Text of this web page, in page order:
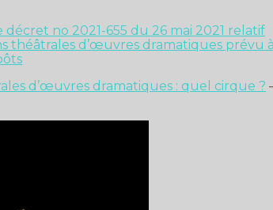
no 2021-655 du 26 mai 2021 relatif
théâtrales d’œuvres dramatiques prévu à
d’œuvres dramatiques : quel cirque ?